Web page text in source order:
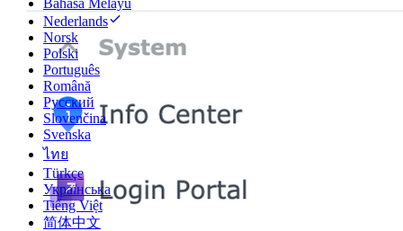
Bahasa Melayu
Nederlands
Norsk
Polski
Português
Română
Русский
Slovenčina
Svenska
ไทย
Türkçe
Українська
Tiếng Việt
简体中文